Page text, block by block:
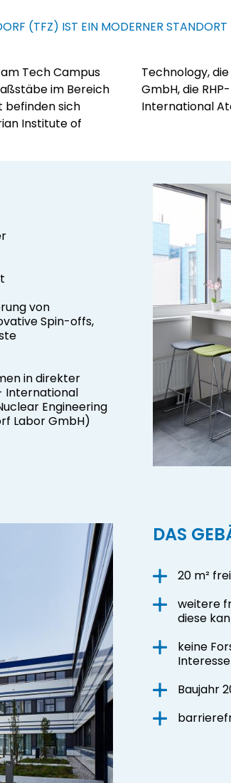
(TFZ) IST EIN MODERNER
Tech Campus
im Bereich
befinden sich
Institute of
Seibersdorf
KG oder die IAEA –
International
von
Spin-offs,
in direkter
International
Engineering
Labor GmbH)
DAS
20 m²
weitere
diese
keine
Baujahr
b